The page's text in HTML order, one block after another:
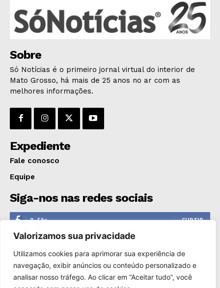
Valorizamos sua privacidade
Utilizamos cookies para aprimorar sua experiência de
navegação, exibir anúncios ou conteúdo personalizado e
analisar nosso tráfego. Ao clicar em “Aceitar tudo”, você
Sobre
Só Notícias é o primeiro jornal virtual do interior de
Mato Grosso, há mais de 25 anos no ar com as
melhores informações.
Expediente
Fale conosco
Equipe
Siga-nos nas redes sociais
0 Fãs CURTIR
0 Seguidores
1,110 Seguidores SEGUIR
0 Inscritos INSCREVER